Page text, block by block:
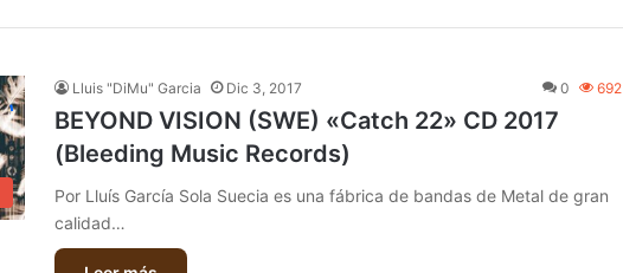
Lluis "DiMu" Garcia Dic 3, 2017 0 692
BEYOND VISION (SWE) «Catch 22» CD 2017
(Bleeding Music Records)
Por Lluís García Sola Suecia es una fábrica de bandas de Metal de gran
calidad…